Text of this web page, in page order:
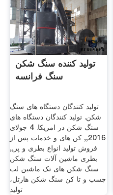
تولید کننده سنگ شکن
سنگ فرانسه
تولید کنندگان دستگاه های سنگ
شکن. تولید کنندگان دستگاه های
سنگ شکن در امریکا. 4 جولای
2016,, کن های و خدمات پس از
فروش تولید انواع بطری و پر,,
بطری ماشین آلات سنگ شکن
سنگ شکن های تک ماشین لب
چسب و تا کن سنگ شکن هارتل،
تولید